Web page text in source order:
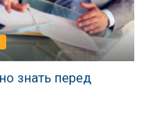
знать перед